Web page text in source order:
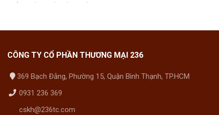
CÔNG TY CỔ PHẦN THƯƠNG MẠI 236
369 Bạch Đằng, Phường 15, Quận Bình Thạnh, TP.HCM
0931 236 369
cskh@236tc.com